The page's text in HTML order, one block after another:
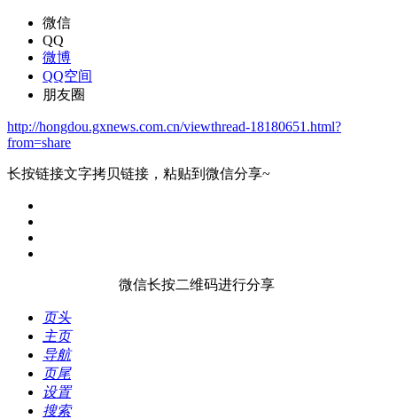
微信
QQ
微博
QQ空间
朋友圈
http://hongdou.gxnews.com.cn/viewthread-18180651.html?
from=share
长按链接文字拷贝链接，粘贴到微信分享~
微信长按二维码进行分享
页头
主页
导航
页尾
设置
搜索